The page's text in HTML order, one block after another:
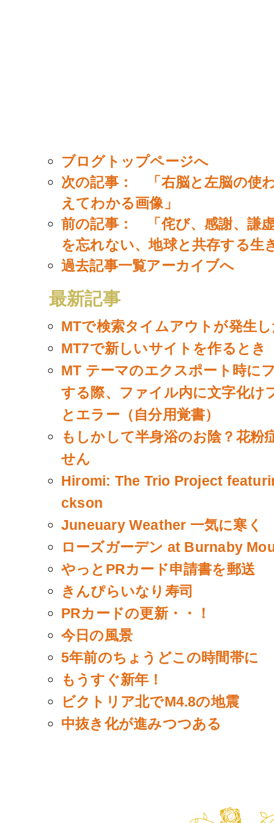
ブログトップページへ
次の記事： 「右脳と左脳の使
えてわかる画像」
前の記事： 「侘び、感謝、謙
を忘れない、地球と共存する生
過去記事一覧アーカイブへ
最新記事
MTで検索タイムアウトが発生
MT7で新しいサイトを作るとき
MT テーマのエクスポート時に
する際、ファイル内に文字化け
とエラー（自分用覚書）
もしかして半身浴のお陰？花粉
せん
Hiromi: The Trio Project
ckson
Juneuary Weather 一気に寒く
ローズガーデン at Burnaby
やっとPRカード申請書を郵送
きんぴらいなり寿司
PRカードの更新・・！
今日の風景
5年前のちょうどこの時間帯に
もうすぐ新年！
ビクトリア北でM4.8の地震
中抜き化が進みつつある